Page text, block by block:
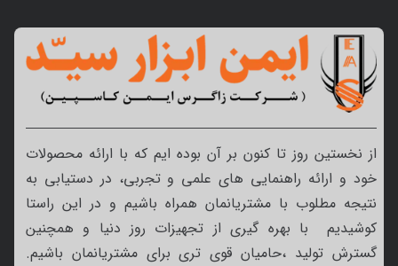
از نخستین روز تا کنون بر آن بوده ایم که با ارائه محصولات
خود و ارائه راهنمایی های علمی و تجربی، در دستیابی به
نتیجه مطلوب با مشتریانمان همراه باشیم و در این راستا
کوشیدیم با بهره گیری از تجهیزات روز دنیا و همچنین
گسترش تولید ،حامیان قوی تری برای مشتریانمان باشیم.